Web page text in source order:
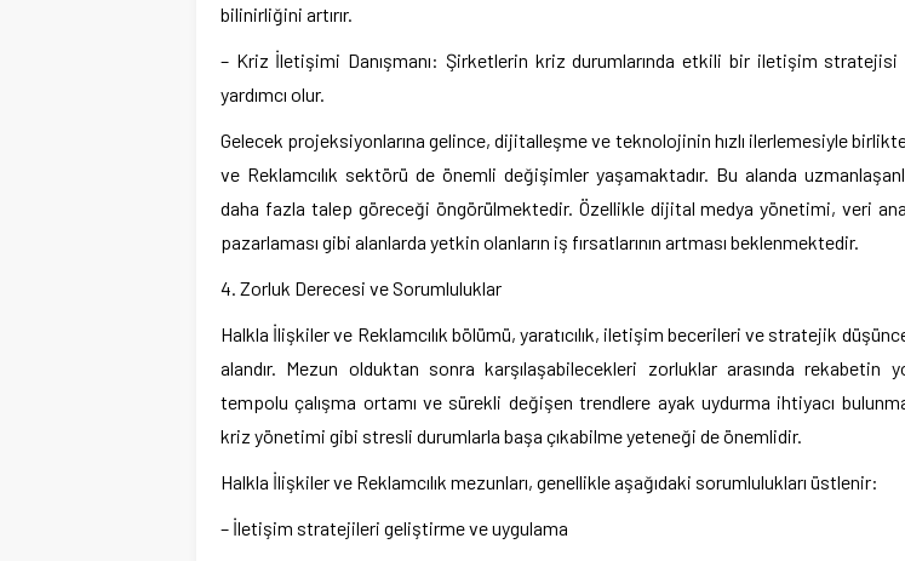
bilinirliğini artırır.
– Kriz İletişimi Danışmanı: Şirketlerin kriz durumlarında etkili bir iletişim stratejisi
yardımcı olur.
Gelecek projeksiyonlarına gelince, dijitalleşme ve teknolojinin hızlı ilerlemesiyle
ve Reklamcılık sektörü de önemli değişimler yaşamaktadır. Bu alanda
daha fazla talep göreceği öngörülmektedir. Özellikle dijital medya yönetimi, veri
pazarlaması gibi alanlarda yetkin olanların iş fırsatlarının artması beklenmektedir.
4. Zorluk Derecesi ve Sorumluluklar
Halkla İlişkiler ve Reklamcılık bölümü, yaratıcılık, iletişim becerileri ve stratejik
alandır. Mezun olduktan sonra karşılaşabilecekleri zorluklar arasında rekabetin
tempolu çalışma ortamı ve sürekli değişen trendlere ayak uydurma ihtiyacı
kriz yönetimi gibi stresli durumlarla başa çıkabilme yeteneği de önemlidir.
Halkla İlişkiler ve Reklamcılık mezunları, genellikle aşağıdaki sorumlulukları üstlenir:
– İletişim stratejileri geliştirme ve uygulama